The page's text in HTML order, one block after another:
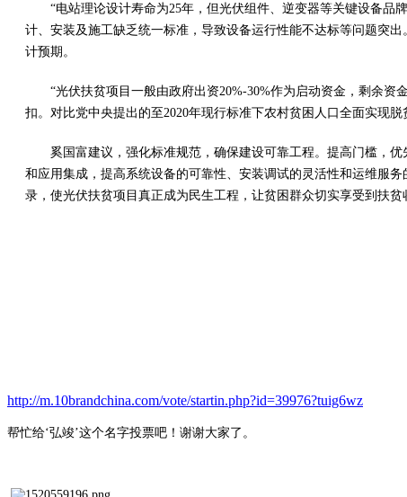
“电站理论设计寿命为25年，但光伏组件、逆变器等关键设备
计、安装及施工缺乏统一标准，导致设备运行性能不达标等问题突
计预期。
“光伏扶贫项目一般由政府出资20%-30%作为启动资金，剩余
扣。对比党中央提出的至2020年现行标准下农村贫困人口全面实现
奚国富建议，强化标准规范，确保建设可靠工程。提高门槛，
和应用集成，提高系统设备的可靠性、安装调试的灵活性和运维服
录，使光伏扶贫项目真正成为民生工程，让贫困群众切实享受到扶贫
http://m.10brandchina.com/vote/startin.php?id=39976?tuig6wz
帮忙给‘弘竣’这个名字投票吧！谢谢大家了。